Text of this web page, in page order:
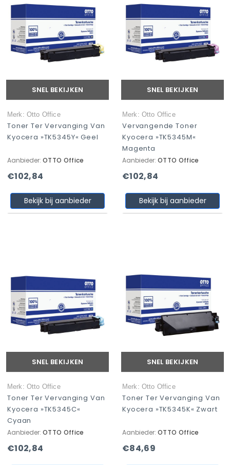
SNEL BEKIJKEN
Merk: Otto Office
Toner Ter Vervanging Van
Kyocera »TK5345Y« Geel
Aanbieder: OTTO Office
€102,84
Bekijk bij aanbieder
SNEL BEKIJKEN
Merk: Otto Office
Vervangende Toner
Kyocera »TK5345M«
Magenta
Aanbieder: OTTO Office
€102,84
Bekijk bij aanbieder
SNEL BEKIJKEN
Merk: Otto Office
Toner Ter Vervanging Van
Kyocera »TK5345C«
Cyaan
Aanbieder: OTTO Office
€102,84
SNEL BEKIJKEN
Merk: Otto Office
Toner Ter Vervanging Van
Kyocera »TK5345K« Zwart
Aanbieder: OTTO Office
€84,69